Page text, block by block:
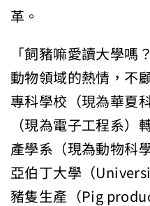
革。
「飼豬嘛愛讀大學
動物領域的熱情，不
專科學校（現為華夏
（現為電子工程系
產學系（現為動物科
亞伯丁大學（
豬隻生產（Pig